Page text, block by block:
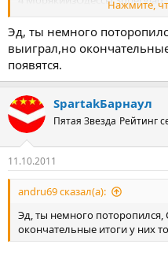
5 BULAN 1див. BULAN 54 1218
6 RUZA88 1ДИВ. FPS ПАЛ
7 MAKLAUD 1ДИВ.FPS
8 CTEP-1L CTEP 49 1337
9 PAVELKYR 1D FPS PAVELKYR 48
10 andru 69 ФПС FPS andru69
11 Луч2011 vik2007 44 1327
12 VADIMKYR 1ДИВ. VADIMKYR
13 Сибиряки2011 Eddy 34 1063
14 Кубанский Футболист FPS
15 Archer1982FD archer1982 32
16 Катюшка Катя96 29 931
17 Chili Pepers1 Teerax 25 901
18 Шинник 2011 Zenit4ik1982 20
19 Rikis I Divizion Rikis 19 885
20 river Без 15 45 16 350
21 Baltic shits slajk2 4 1160
Нажмите,
Эд, ты немного
выиграл,но
появятся.
SpartakБарнаул
Пятая Звезда Рейтинг
11.10.2011
andru69 сказал(а):
Эд, ты немного поторопился,
окончательные итоги у них